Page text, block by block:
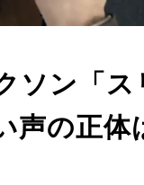
ソン「ス
声の正